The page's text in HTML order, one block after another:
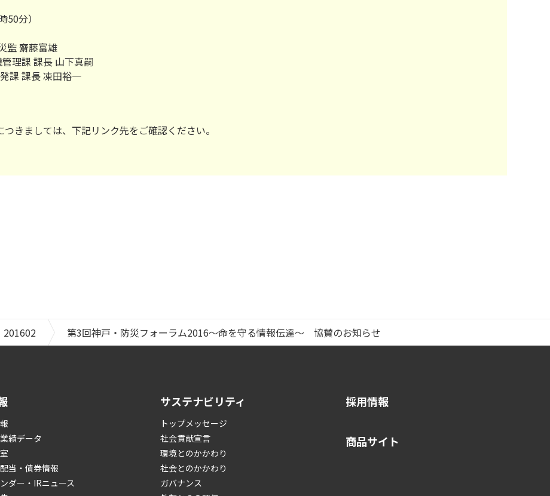
分）
監 齋藤富雄
課 課長 山下真嗣
課長 凍田裕一
きましては、下記リンク先をご確認ください。
201602 第3回神戸・防災フォーラム2016～命を守る情報伝達～ 協賛のお知らせ
績データ
当・債券情報
ダー・IRニュース
サステナビリティ
トップメッセージ
社会貢献宣言
環境とのかかわり
社会とのかかわり
ガバナンス
採用情報
商品サイト